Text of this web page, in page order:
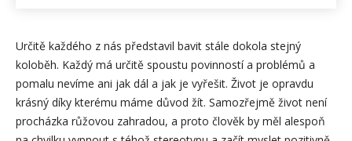
Určitě každého z nás představil bavit stále dokola stejný
koloběh. Každý má určitě spoustu povinností a problémů a
pomalu nevíme ani jak dál a jak je vyřešit. Život je opravdu
krásný díky kterému máme důvod žít. Samozřejmě život není
procházka růžovou zahradou, a proto člověk by měl alespoň